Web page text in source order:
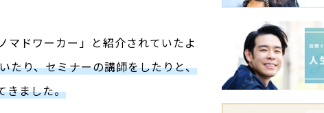
マドワーカー」と紹介されていたよ
たり、セミナーの講師をしたりと、
きました。